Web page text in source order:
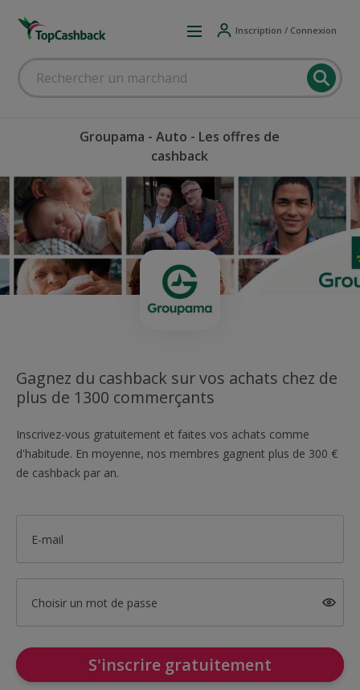
Inscription / Connexion
Groupama - Auto - Les offres de
cashback
Gagnez du cashback sur vos achats chez de
plus de 1300 commerçants
Inscrivez-vous gratuitement et faites vos achats comme
d'habitude. En moyenne, nos membres gagnent plus de 300 €
de cashback par an.
E-mail
Choisir un mot de passe
S'inscrire gratuitement